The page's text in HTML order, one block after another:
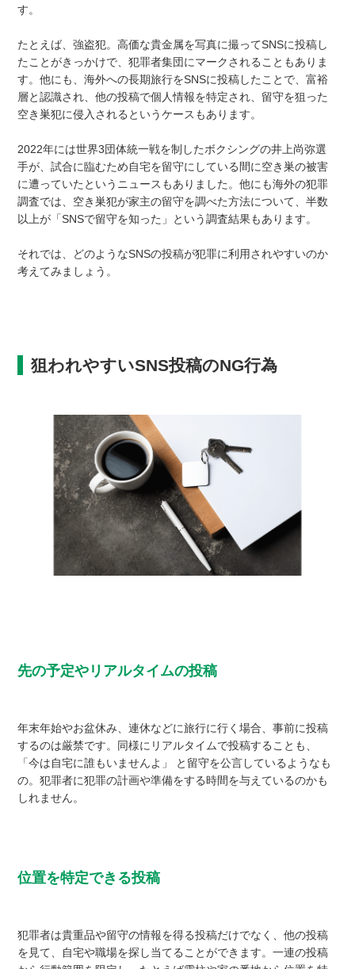
す。
たとえば、強盗犯。高価な貴金属を写真に撮ってSNSに投稿し
たことがきっかけで、犯罪者集団にマークされることもありま
す。他にも、海外への長期旅行をSNSに投稿したことで、富裕
層と認識され、他の投稿で個人情報を特定され、留守を狙った
空き巣犯に侵入されるというケースもあります。
2022年には世界3団体統一戦を制したボクシングの井上尚弥選
手が、試合に臨むため自宅を留守にしている間に空き巣の被害
に遭っていたというニュースもありました。他にも海外の犯罪
調査では、空き巣犯が家主の留守を調べた方法について、半数
以上が「SNSで留守を知った」という調査結果もあります。
それでは、どのようなSNSの投稿が犯罪に利用されやすいのか
考えてみましょう。
狙われやすいSNS投稿のNG行為
先の予定やリアルタイムの投稿
年末年始やお盆休み、連休などに旅行に行く場合、事前に投稿
するのは厳禁です。同様にリアルタイムで投稿することも、
「今は自宅に誰もいませんよ」 と留守を公言しているようなも
の。犯罪者に犯罪の計画や準備をする時間を与えているのかも
しれません。
位置を特定できる投稿
犯罪者は貴重品や留守の情報を得る投稿だけでなく、他の投稿
を見て、自宅や職場を探し当てることができます。一連の投稿